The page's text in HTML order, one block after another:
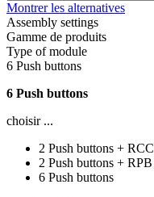
Montrer les alternatives
Assembly settings
Gamme de produits
Type of module
6 Push buttons
6 Push buttons
choisir ...
2 Push buttons + RCC
2 Push buttons + RPB
6 Push buttons